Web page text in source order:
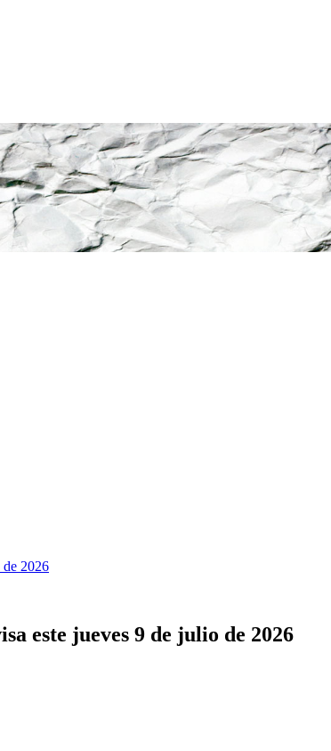
2026
este jueves 9 de julio de 2026